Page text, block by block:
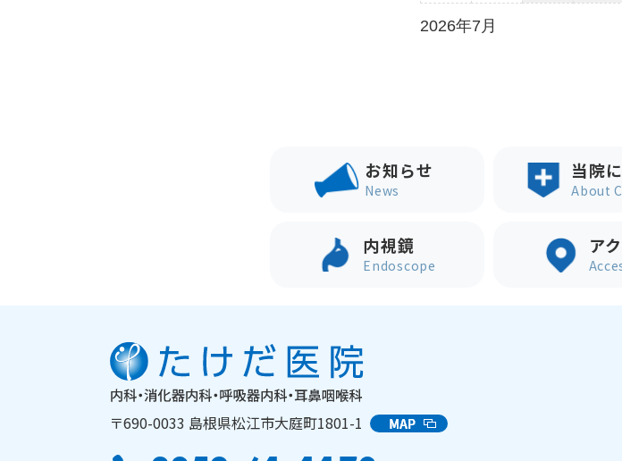
2026年7月
お知らせ
News
当院
About
内視鏡
Endoscope
ア
〒690-0033 島根県松江市大庭町1801-1